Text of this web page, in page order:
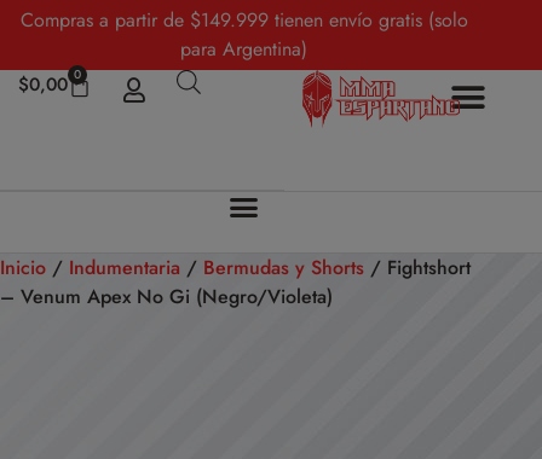
Compras a partir de $149.999 tienen envío gratis (solo
para Argentina)
$0,00 0
Inicio / Indumentaria / Bermudas y Shorts / Fightshort
– Venum Apex No Gi (Negro/Violeta)